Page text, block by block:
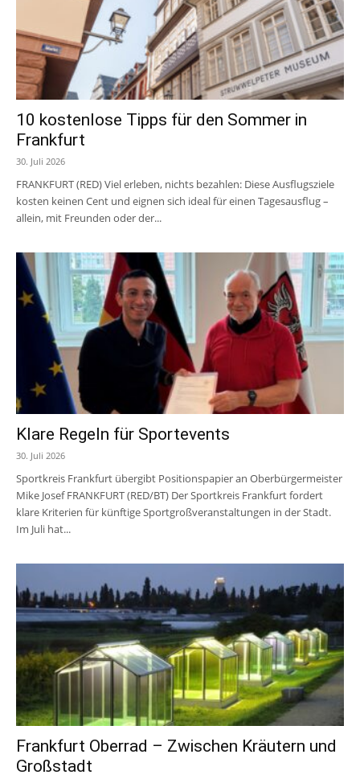
10 kostenlose Tipps für den Sommer in
Frankfurt
30. Juli 2026
FRANKFURT (RED) Viel erleben, nichts bezahlen: Diese Ausflugsziele
kosten keinen Cent und eignen sich ideal für einen Tagesausflug –
allein, mit Freunden oder der...
Klare Regeln für Sportevents
30. Juli 2026
Sportkreis Frankfurt übergibt Positionspapier an Oberbürgermeister
Mike Josef FRANKFURT (RED/BT) Der Sportkreis Frankfurt fordert
klare Kriterien für künftige Sportgroßveranstaltungen in der Stadt.
Im Juli hat...
Frankfurt Oberrad – Zwischen Kräutern und
Großstadt